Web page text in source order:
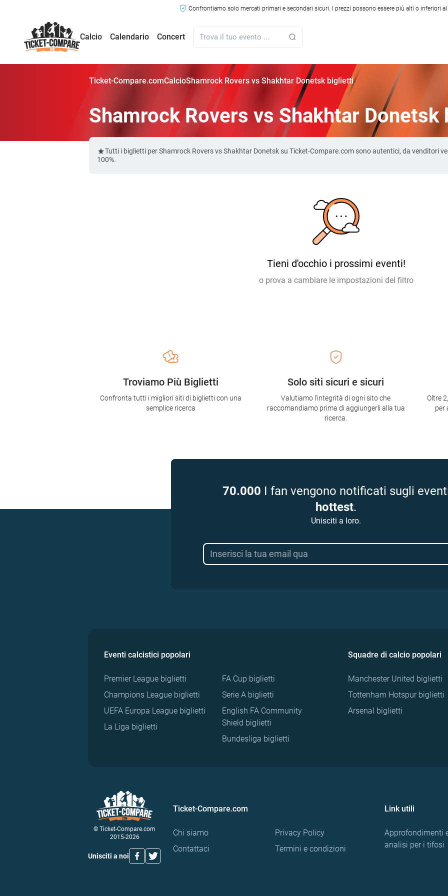
Confrontiamo solo mercati primari e secondari sicuri. I prezzi possono essere più alti o inferiori
Calcio Calendario Concert
Ticket-Compare.comCalcioShamrock Rovers vs Shakhtar Donetsk biglietti
Shamrock Rovers vs Shakhtar
Tutti i biglietti per Shamrock Rovers vs Shakhtar Donetsk su Ticket-Compare.com sono autentici, da venditori
100%.
Tieni d'occhio i prossimi eventi!
o prova a cambiare le impostazioni del filtro
Solo siti sicuri e sicuri
Valutiamo l'integrità di ogni sito che
raccomandiamo prima di aggiungerli alla tua
ricerca.
Troviamo Più Biglietti
Confronta tutti i migliori siti di biglietti con una
semplice ricerca
Oltre
per
70.000 I fan vengono notificati sugli
hottest.
Unisciti a loro.
Eventi calcistici popolari
Premier League biglietti
Champions League biglietti
UEFA Europa League biglietti
La Liga biglietti
FA Cup biglietti
Serie A biglietti
English FA Community
Shield biglietti
Bundesliga biglietti
Squadre di calcio popolari
Manchester United biglietti
Tottenham Hotspur biglietti
Arsenal biglietti
© Ticket-Compare.com
2015-2026
Unisciti a noi
Ticket-Compare.com
Chi siamo
Contattaci
Privacy Policy
Termini e condizioni
Link utili
Approfondimenti
analisi per i tifosi